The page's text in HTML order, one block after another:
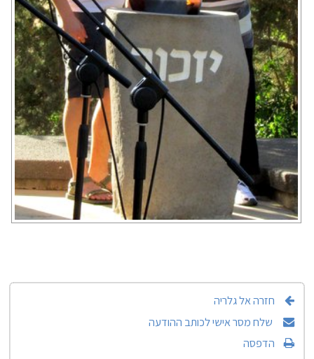
חזרה אל גלריה
שלח מסר אישי לכותב ההודעה
הדפסה